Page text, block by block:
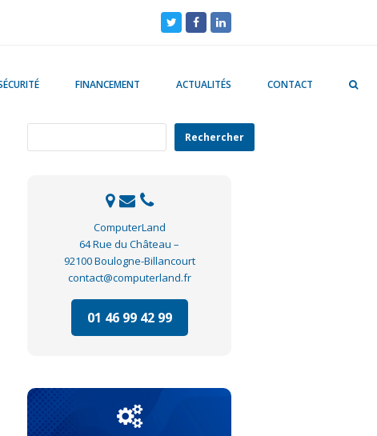
TwitterFacebookLinkedIn
FINANCEMENT ACTUALITÉS CONTACT
Rechercher
ComputerLand
64 Rue du Château –
92100 Boulogne-Billancourt
contact@computerland.fr
01 46 99 42 99